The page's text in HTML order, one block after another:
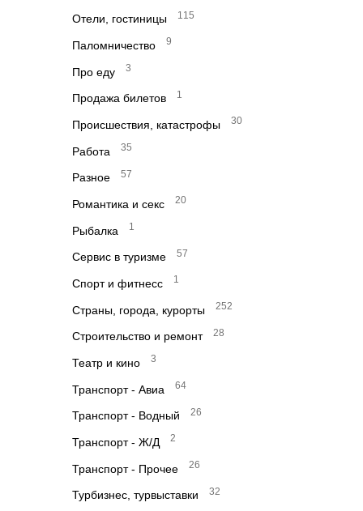
Отели, гостиницы 115
Паломничество 9
Про еду 3
Продажа билетов 1
Происшествия, катастрофы 30
Работа 35
Разное 57
Романтика и секс 20
Рыбалка 1
Сервис в туризме 57
Спорт и фитнесс 1
Страны, города, курорты 252
Строительство и ремонт 28
Театр и кино 3
Транспорт - Авиа 64
Транспорт - Водный 26
Транспорт - Ж/Д 2
Транспорт - Прочее 26
Турбизнес, турвыставки 32